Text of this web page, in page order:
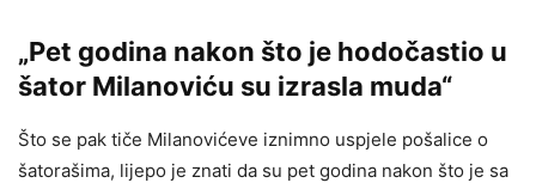
„Pet godina nakon što je hodočastio u
šator Milanoviću su izrasla muda“
Što se pak tiče Milanovićeve iznimno uspjele pošalice o
šatorašima, lijepo je znati da su pet godina nakon što je sa